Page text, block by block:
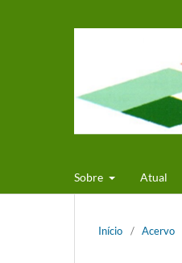
Sobre Atual
Início / Acervo